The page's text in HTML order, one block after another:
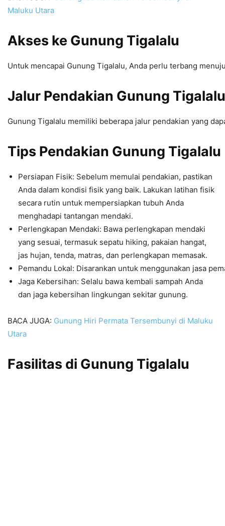
Maluku Utara
Akses ke Gunung Tigalalu
Untuk mencapai Gunung Tigalalu, Anda perlu terbang
Jalur Pendakian Gunung Tigalalu
Gunung Tigalalu memiliki beberapa jalur pendakian yang
Tips Pendakian Gunung Tigalalu
Persiapan Fisik: Sebelum memulai pendakian, pastikan
Anda dalam kondisi fisik yang baik. Lakukan latihan fisik
secara rutin untuk mempersiapkan tubuh Anda
menghadapi tantangan mendaki.
Perlengkapan Mendaki: Bawa perlengkapan mendaki
yang sesuai, termasuk sepatu hiking, pakaian hangat,
jas hujan, tenda, matras, dan perlengkapan memasak.
Pemandu Lokal: Disarankan untuk menggunakan jasa
Jaga Kebersihan: Selalu bawa kembali sampah Anda
dan jaga kebersihan lingkungan sekitar gunung.
BACA JUGA: Gunung Hiri Permata Tersembunyi di Maluku
Utara
Fasilitas di Gunung Tigalalu